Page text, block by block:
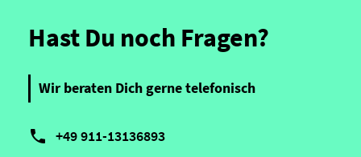
Hast Du noch Fragen?
Wir beraten Dich gerne telefonisch
 +49 911-13136893